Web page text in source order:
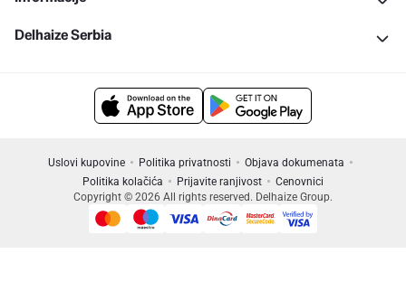
Delhaize Serbia
Uslovi kupovine Politika privatnosti
Objava dokumenata
Politika kolačića
Prijavite ranjivost
Cenovnici
Copyright © 2026 All rights reserved. Delhaize Group.